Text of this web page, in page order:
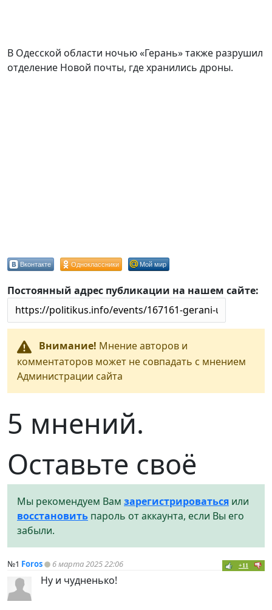
В Одесской области ночью «Герань» также разрушил
отделение Новой почты, где хранились дроны.
Вконтакте Одноклассники Мой мир
Постоянный адрес публикации на нашем сайте:
Внимание! Мнение авторов и
комментаторов может не совпадать с мнением
Администрации сайта
5 мнений.
Оставьте своё
Мы рекомендуем Вам зарегистрироваться или
восстановить пароль от аккаунта, если Вы его
забыли.
№1 Foros 6 марта 2025 22:06 +11
Ну и чудненько!